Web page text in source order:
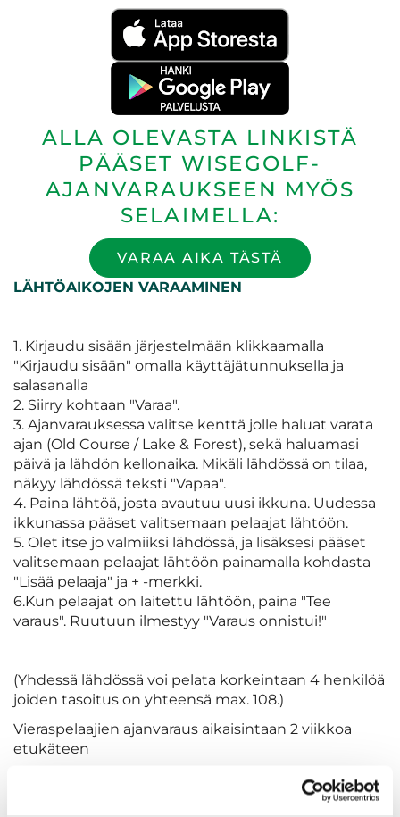
ALLA OLEVASTA LINKISTÄ
PÄÄSET WISEGOLF-
AJANVARAUKSEEN MYÖS
SELAIMELLA:
VARAA AIKA TÄSTÄ
LÄHTÖAIKOJEN VARAAMINEN
1. Kirjaudu sisään järjestelmään klikkaamalla
"Kirjaudu sisään" omalla käyttäjätunnuksella ja
salasanalla
2. Siirry kohtaan "Varaa".
3. Ajanvarauksessa valitse kenttä jolle haluat varata
ajan (Old Course / Lake & Forest), sekä haluamasi
päivä ja lähdön kellonaika. Mikäli lähdössä on tilaa,
näkyy lähdössä teksti "Vapaa".
4. Paina lähtöä, josta avautuu uusi ikkuna. Uudessa
ikkunassa pääset valitsemaan pelaajat lähtöön.
5. Olet itse jo valmiiksi lähdössä, ja lisäksesi pääset
valitsemaan pelaajat lähtöön painamalla kohdasta
"Lisää pelaaja" ja + -merkki.
6.Kun pelaajat on laitettu lähtöön, paina "Tee
varaus". Ruutuun ilmestyy "Varaus onnistui!"
(Yhdessä lähdössä voi pelata korkeintaan 4 henkilöä
joiden tasoitus on yhteensä max. 108.)
Vieraspelaajien ajanvaraus aikaisintaan 2 viikkoa
etukäteen
Lähdön sulkemisesta veloitamme voimassa